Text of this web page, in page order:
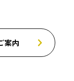
案内